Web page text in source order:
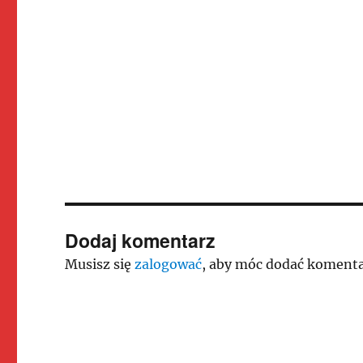
Dodaj komentarz
Musisz się zalogować, aby móc dodać